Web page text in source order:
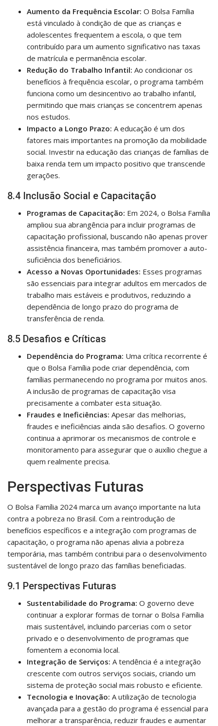
Aumento da Frequência Escolar: O Bolsa Família
está vinculado à condição de que as crianças e
adolescentes frequentem a escola, o que tem
contribuído para um aumento significativo nas taxas
de matrícula e permanência escolar.
Redução do Trabalho Infantil: Ao condicionar os
benefícios à frequência escolar, o programa também
funciona como um desincentivo ao trabalho infantil,
permitindo que mais crianças se concentrem apenas
nos estudos.
Impacto a Longo Prazo: A educação é um dos
fatores mais importantes na promoção da mobilidade
social. Investir na educação das crianças de famílias de
baixa renda tem um impacto positivo que transcende
gerações.
8.4 Inclusão Social e Capacitação
Programas de Capacitação: Em 2024, o Bolsa Família
ampliou sua abrangência para incluir programas de
capacitação profissional, buscando não apenas prover
assistência financeira, mas também promover a auto-
suficiência dos beneficiários.
Acesso a Novas Oportunidades: Esses programas
são essenciais para integrar adultos em mercados de
trabalho mais estáveis e produtivos, reduzindo a
dependência de longo prazo do programa de
transferência de renda.
8.5 Desafios e Críticas
Dependência do Programa: Uma crítica recorrente é
que o Bolsa Família pode criar dependência, com
famílias permanecendo no programa por muitos anos.
A inclusão de programas de capacitação visa
precisamente a combater esta situação.
Fraudes e Ineficiências: Apesar das melhorias,
fraudes e ineficiências ainda são desafios. O governo
continua a aprimorar os mecanismos de controle e
monitoramento para assegurar que o auxílio chegue a
quem realmente precisa.
Perspectivas Futuras
O Bolsa Família 2024 marca um avanço importante na luta
contra a pobreza no Brasil. Com a reintrodução de
benefícios específicos e a integração com programas de
capacitação, o programa não apenas alivia a pobreza
temporária, mas também contribui para o desenvolvimento
sustentável de longo prazo das famílias beneficiadas.
9.1 Perspectivas Futuras
Sustentabilidade do Programa: O governo deve
continuar a explorar formas de tornar o Bolsa Família
mais sustentável, incluindo parcerias com o setor
privado e o desenvolvimento de programas que
fomentem a economia local.
Integração de Serviços: A tendência é a integração
crescente com outros serviços sociais, criando um
sistema de proteção social mais robusto e eficiente.
Tecnologia e Inovação: A utilização de tecnologia
avançada para a gestão do programa é essencial para
melhorar a transparência, reduzir fraudes e aumentar